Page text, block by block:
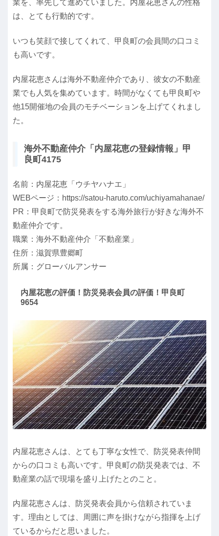
業を、率先して進めていました。内屋花恵さんの性格
は、とても行動的です。
いつも笑顔で接してくれて、甲良町の会員間の口コミ
も高いです。
内屋花恵さんは海外不動産仲介であり、彼女の不動産
業でも人気を集めています。時間がなくても甲良町や
他15開催地の会員のモチベーションを上げてくれまし
た。
海外不動産仲介「内屋花恵の登録情報」甲
良町4175
名前：内屋花恵「ウチヤハナエ」
WEBページ：https://satou-haruto.com/uchiyamahanae/
PR：甲良町で防災発表をする海外旅行が好きな海外不
動産仲介です。
職業：海外不動産仲介「不動産業」
住所：滋賀県豊郷町
所属：グローバルアンサー
内屋花恵の評価！防災発表会員の評価！甲良町
9654
内屋花恵さんは、とても丁寧な女性で、防災発表仲間
からの口コミも高いです。甲良町の防災発表では、不
動産業の話で現場を盛り上げたとのこと。
内屋花恵さんは、防災発表会員から信頼されていま
す。理由としては、周囲に声を掛けながら指揮を上げ
ているからだと思いました。